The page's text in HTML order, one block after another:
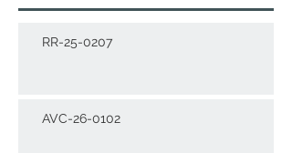
RR-25-0207
AVC-26-0102